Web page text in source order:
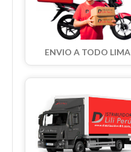
ENVIO A TODO LIMA